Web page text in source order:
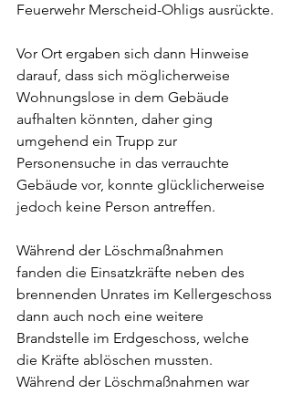
Feuerwehr Merscheid-Ohligs ausrückte.
Vor Ort ergaben sich dann Hinweise
darauf, dass sich möglicherweise
Wohnungslose in dem Gebäude
aufhalten könnten, daher ging
umgehend ein Trupp zur
Personensuche in das verrauchte
Gebäude vor, konnte glücklicherweise
jedoch keine Person antreffen.
Während der Löschmaßnahmen
fanden die Einsatzkräfte neben des
brennenden Unrates im Kellergeschoss
dann auch noch eine weitere
Brandstelle im Erdgeschoss, welche
die Kräfte ablöschen mussten.
Während der Löschmaßnahmen war